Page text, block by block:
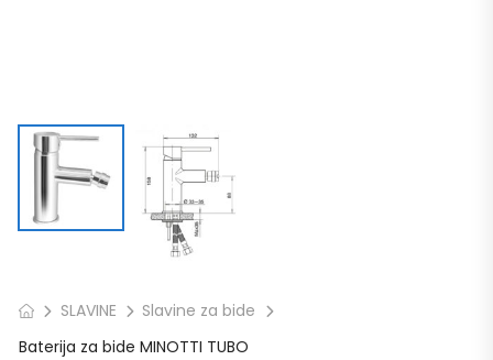
SLAVINE
Slavine za bide
Baterija za bide MINOTTI TUBO